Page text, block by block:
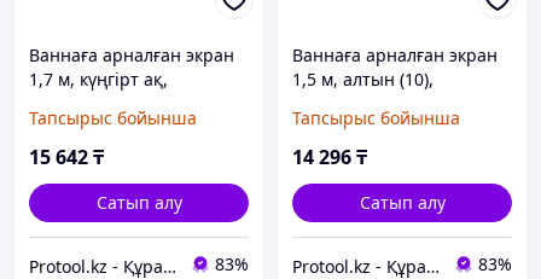
Ваннаға арналған экран
1,7 м, күңгірт ақ,
(PERFECTO LINEA) (36-
000171)
Тапсырыс бойынша
15 642₸
Сатып алу
Protool.kz - Құрал сайман магазины 83%
Ваннаға арналған экран
1,5 м, алтын (10),
(PERFECTO LINEA) (36-
000153)
Тапсырыс бойынша
14 296₸
Сатып алу
Protool.kz - Құрал сайман магазины 83%